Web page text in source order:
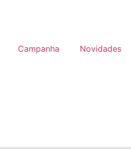
Campanha Novidades